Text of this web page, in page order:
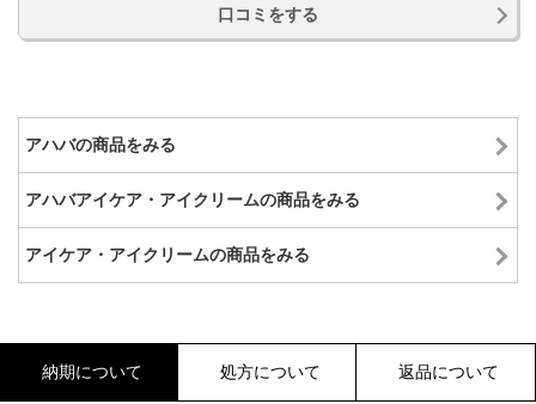
口コミをする
アハバの商品をみる
アハバアイケア・アイクリームの商品をみる
アイケア・アイクリームの商品をみる
納期について 処方について 返品について